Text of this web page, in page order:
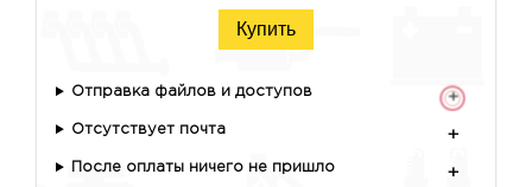
Купить
Отправка файлов и доступов +
Отсутствует почта +
После оплаты ничего не пришло +